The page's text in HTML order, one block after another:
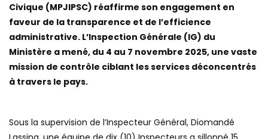
Civique (MPJIPSC) réaffirme son engagement en
faveur de la transparence et de l’efficience
administrative. L’Inspection Générale (IG) du
Ministère a mené, du 4 au 7 novembre 2025, une vaste
mission de contrôle ciblant les services déconcentrés
à travers le pays.
Sous la supervision de l’Inspecteur Général, Diomandé